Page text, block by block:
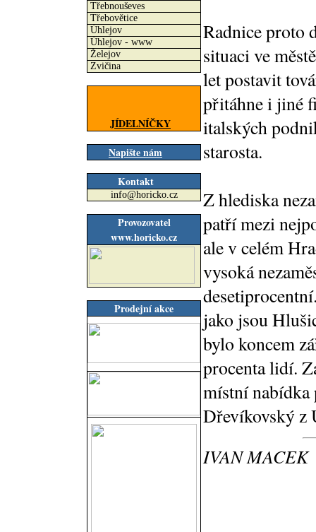
Třebnouševes
Třebovětice
Úhlejov
Úhlejov - www
Želejov
Zvičina
JÍDELNÍČKY
Napište nám
Kontakt
info@horicko.cz
Provozovatel
www.horicko.cz
Prodejní akce
Radnice proto
situaci ve
let postavit
přitáhne i jiné
italských
starosta.
Z hlediska
patří mezi
ale v celém
vysoká
jako jsou
bylo koncem
procenta lidí.
místní nabídka
Dřevíkovský z
IVAN MACEK